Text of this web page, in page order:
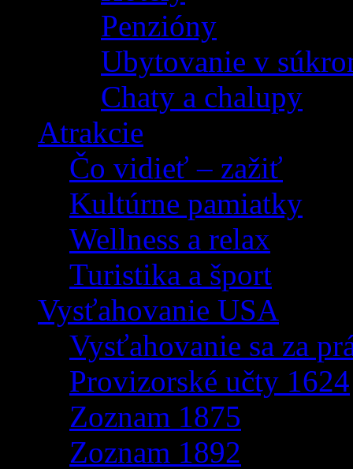
Penzióny
Ubytovanie v
Chaty a chalupy
Atrakcie
Čo vidieť – zažiť
Kultúrne pamiatky
Wellness a relax
Turistika a šport
Vysťahovanie USA
Vysťahovanie sa za
Provizorské učty 1624
Zoznam 1875
Zoznam 1892